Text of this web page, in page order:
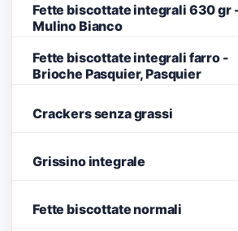
Fette biscottate integrali 630 gr
Mulino Bianco
Fette biscottate integrali farro -
Brioche Pasquier, Pasquier
Crackers senza grassi
Grissino integrale
Fette biscottate normali